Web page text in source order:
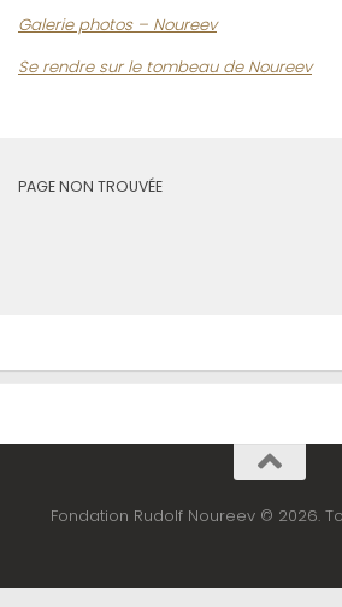
Galerie photos – Noureev
Se rendre sur le tombeau de Noureev
PAGE NON TROUVÉE
Fondation Rudolf Noureev © 2026.